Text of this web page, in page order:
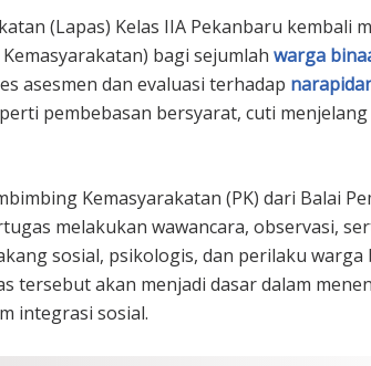
(Lapas) Kelas IIA Pekanbaru kembali
bagi sejumlah warga
asesmen dan evaluasi terhadap
pembebasan bersyarat, cuti menjelang
Kemasyarakatan (PK) dari Balai
melakukan wawancara, observasi,
sosial, psikologis, dan perilaku warga
tersebut akan menjadi dasar dalam
integrasi sosial.